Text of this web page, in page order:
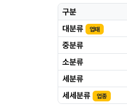
구분
대분류
업태
중분류
소분류
세분류
세세분류
업종